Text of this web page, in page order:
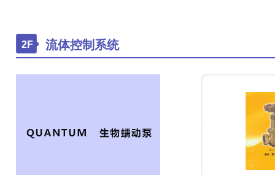
2F 流体控制系统
￥0.00